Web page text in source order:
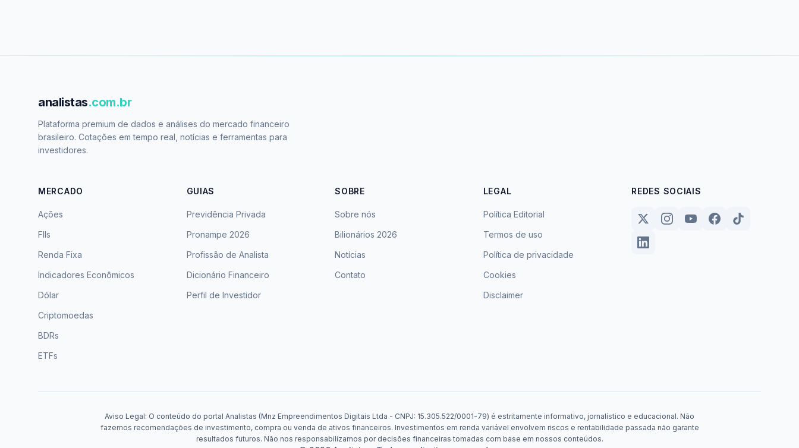
analistas.com.br
Plataforma premium de dados e análises do mercado financeiro
brasileiro. Cotações em tempo real, notícias e ferramentas para
investidores.
MERCADO
Ações
FIIs
Renda Fixa
Indicadores Econômicos
Dólar
Criptomoedas
BDRs
ETFs
GUIAS
Previdência Privada
Pronampe 2026
Profissão de Analista
Dicionário Financeiro
Perfil de Investidor
SOBRE
Sobre nós
Bilionários 2026
Notícias
Contato
LEGAL
Política Editorial
Termos de uso
Política de privacidade
Cookies
Disclaimer
REDES SOCIAIS
Aviso Legal: O conteúdo do portal Analistas (Mnz Empreendimentos Digitais Ltda - CNPJ: 15.305.522/0001-79) é estritamente informativo, jornalístico e educacional. Não
fazemos recomendações de investimento, compra ou venda de ativos financeiros. Investimentos em renda variável envolvem riscos e rentabilidade passada não garante
resultados futuros. Não nos responsabilizamos por decisões financeiras tomadas com base em nossos conteúdos.